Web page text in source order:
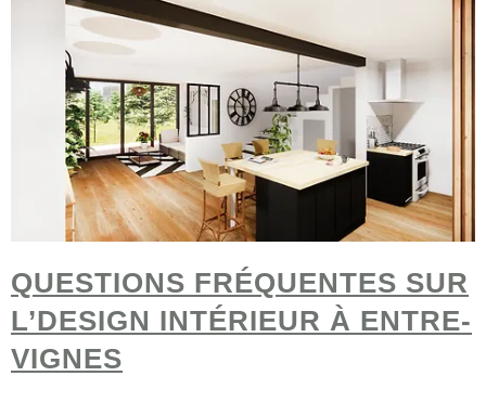
QUESTIONS FRÉQUENTES SUR
L’DESIGN INTÉRIEUR À ENTRE-
VIGNES